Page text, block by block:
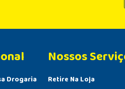
Drogaria
Retire Na Loja